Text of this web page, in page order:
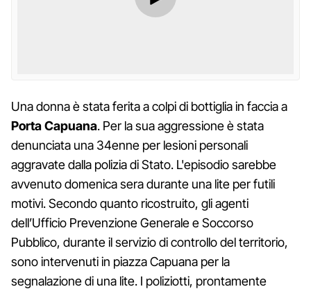
Una donna è stata ferita a colpi di bottiglia in faccia a
Porta Capuana. Per la sua aggressione è stata
denunciata una 34enne per lesioni personali
aggravate dalla polizia di Stato. L'episodio sarebbe
avvenuto domenica sera durante una lite per futili
motivi. Secondo quanto ricostruito, gli agenti
dell’Ufficio Prevenzione Generale e Soccorso
Pubblico, durante il servizio di controllo del territorio,
sono intervenuti in piazza Capuana per la
segnalazione di una lite. I poliziotti, prontamente